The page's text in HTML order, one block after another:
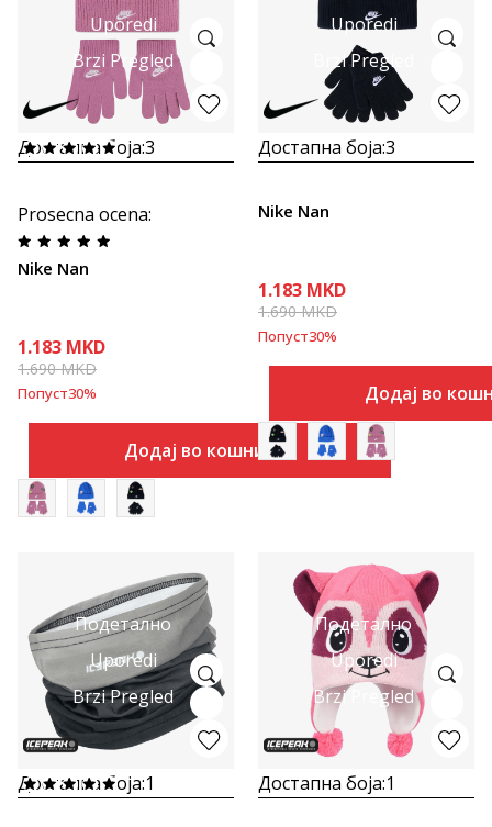
Uporedi
Brzi Pregled
Достапна боја:3
Prosecna ocena:
Nike Nan
1.183 MKD
1.690MKD
Попуст30%
Додај во кошничка
Uporedi
Brzi Pregled
Достапна боја:3
Nike Nan
1.183 MKD
1.690MKD
Попуст30%
Додај во
Подетално
Uporedi
Brzi Pregled
Достапна боја:1
Подетално
Uporedi
Brzi Pregled
Достапна боја:1